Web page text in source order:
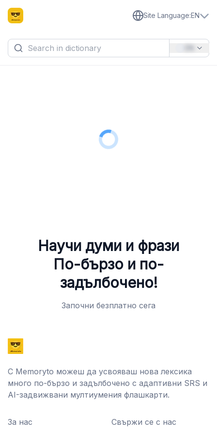
Site Language:EN
Научи думи и фрази
По-бързо и по-
задълбочено!
Започни безплатно сега
С Memoryto можеш да усвояваш нова лексика
много по-бързо и задълбочено с адаптивни SRS и
AI-задвижвани мултиумения флашкарти.
За нас
Свържи се с нас